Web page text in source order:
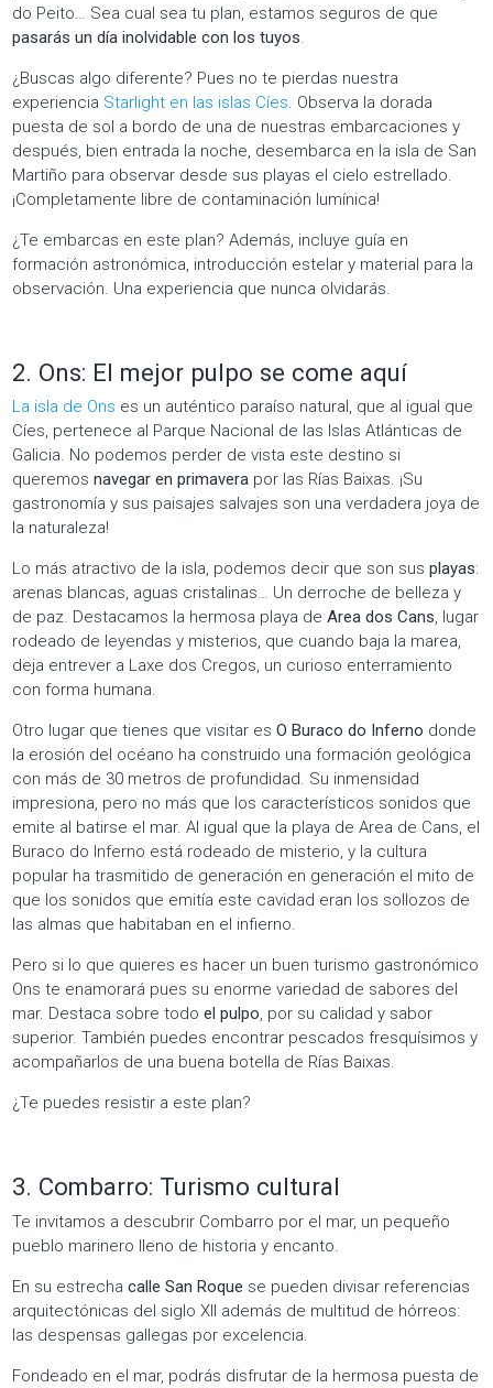
do Peito… Sea cual sea tu plan, estamos seguros de que
pasarás un día inolvidable con los tuyos.
¿Buscas algo diferente? Pues no te pierdas nuestra
experiencia Starlight en las islas Cíes. Observa la dorada
puesta de sol a bordo de una de nuestras embarcaciones y
después, bien entrada la noche, desembarca en la isla de San
Martiño para observar desde sus playas el cielo estrellado.
¡Completamente libre de contaminación lumínica!
¿Te embarcas en este plan? Además, incluye guía en
formación astronómica, introducción estelar y material para la
observación. Una experiencia que nunca olvidarás.
2. Ons: El mejor pulpo se come aquí
La isla de Ons es un auténtico paraíso natural, que al igual que
Cíes, pertenece al Parque Nacional de las Islas Atlánticas de
Galicia. No podemos perder de vista este destino si
queremosnavegar en primavera por las Rías Baixas. ¡Su
gastronomía y sus paisajes salvajes son una verdadera joya de
la naturaleza!
Lo más atractivo de la isla, podemos decir que son susplayas:
arenas blancas, aguas cristalinas… Un derroche de belleza y
de paz. Destacamos la hermosa playa deArea dos Cans, lugar
rodeado de leyendas y misterios, que cuando baja la marea,
deja entrever a Laxe dos Cregos, un curioso enterramiento
con forma humana.
Otro lugar que tienes que visitar esO Buraco do Inferno donde
la erosión del océano ha construido una formación geológica
con más de 30 metros de profundidad. Su inmensidad
impresiona, pero no más que los característicos sonidos que
emite al batirse el mar. Al igual que la playa de Area de Cans, el
Buraco do Inferno está rodeado de misterio, y la cultura
popular ha trasmitido de generación en generación el mito de
que los sonidos que emitía este cavidad eran los sollozos de
las almas que habitaban en el infierno.
Pero si lo que quieres es hacer un buen turismo gastronómico
Ons te enamorará pues su enorme variedad de sabores del
mar. Destaca sobre todoel pulpo, por su calidad y sabor
superior. También puedes encontrar pescados fresquísimos y
acompañarlos de una buena botella de Rías Baixas.
¿Te puedes resistir a este plan?
3. Combarro: Turismo cultural
Te invitamos a descubrir Combarro por el mar, un pequeño
pueblo marinero lleno de historia y encanto.
En su estrechacalle San Roque se pueden divisar referencias
arquitectónicas del siglo XII además de multitud de hórreos:
las despensas gallegas por excelencia.
Fondeado en el mar, podrás disfrutar de la hermosa puesta de